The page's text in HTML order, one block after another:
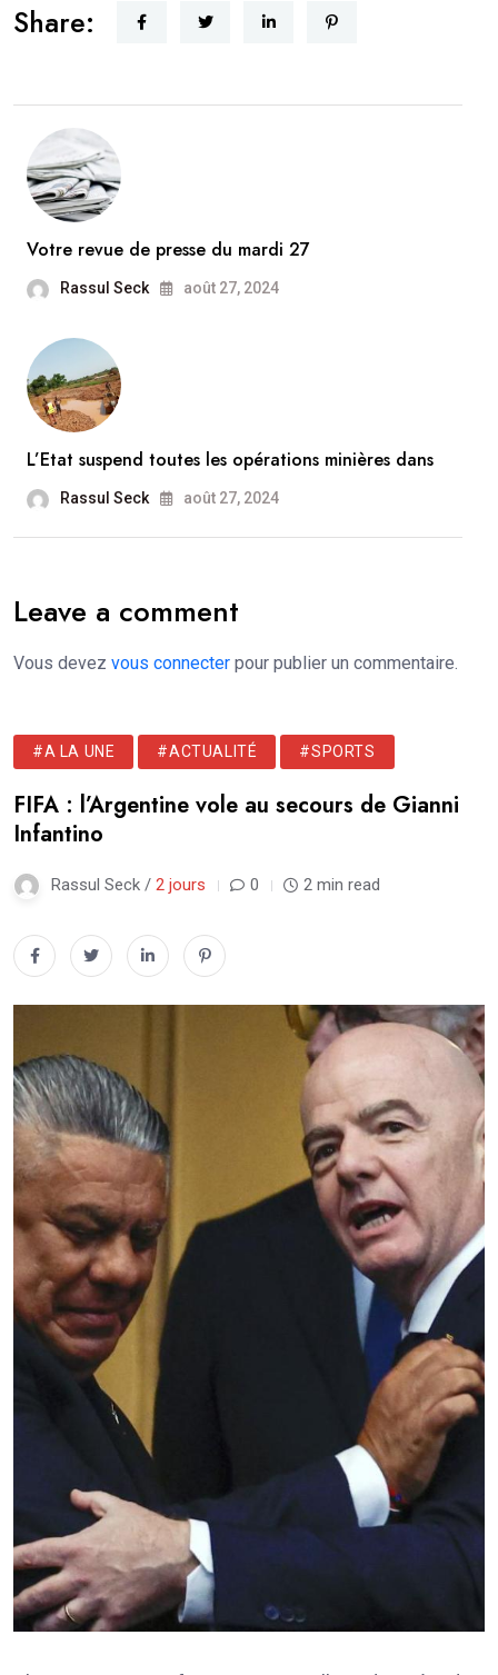
Share:
Votre revue de presse du mardi 27
Rassul Seck août 27, 2024
L’Etat suspend toutes les opérations minières dans
Rassul Seck août 27, 2024
Leave a comment
Vous devez vous connecter pour publier un commentaire.
#A LA UNE #ACTUALITÉ #SPORTS
FIFA : l’Argentine vole au secours de Gianni
Infantino
Rassul Seck / 2 jours 0 2 min read